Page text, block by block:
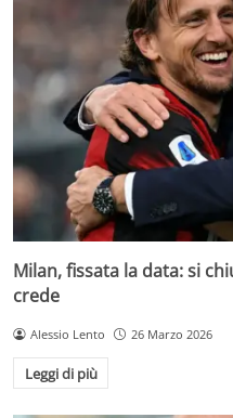
Milan, fissata la data: si
crede
Alessio Lento 26 Marzo 2026
Leggi di più